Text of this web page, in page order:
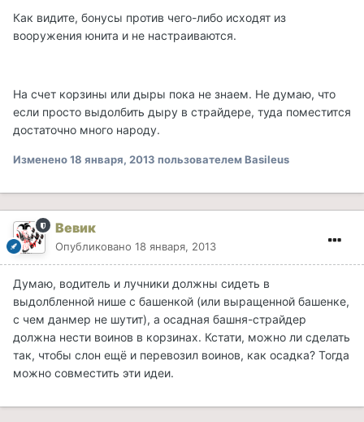
Как видите, бонусы против чего-либо исходят из
вооружения юнита и не настраиваются.
На счет корзины или дыры пока не знаем. Не думаю, что
если просто выдолбить дыру в страйдере, туда поместится
достаточно много народу.
Изменено18 января, 2013 пользователем Basileus
Вевик
Опубликовано 18 января, 2013
Думаю, водитель и лучники должны сидеть в
выдолбленной нише с башенкой (или выращенной башенке,
с чем данмер не шутит), а осадная башня-страйдер
должна нести воинов в корзинах. Кстати, можно ли сделать
так, чтобы слон ещё и перевозил воинов, как осадка? Тогда
можно совместить эти идеи.